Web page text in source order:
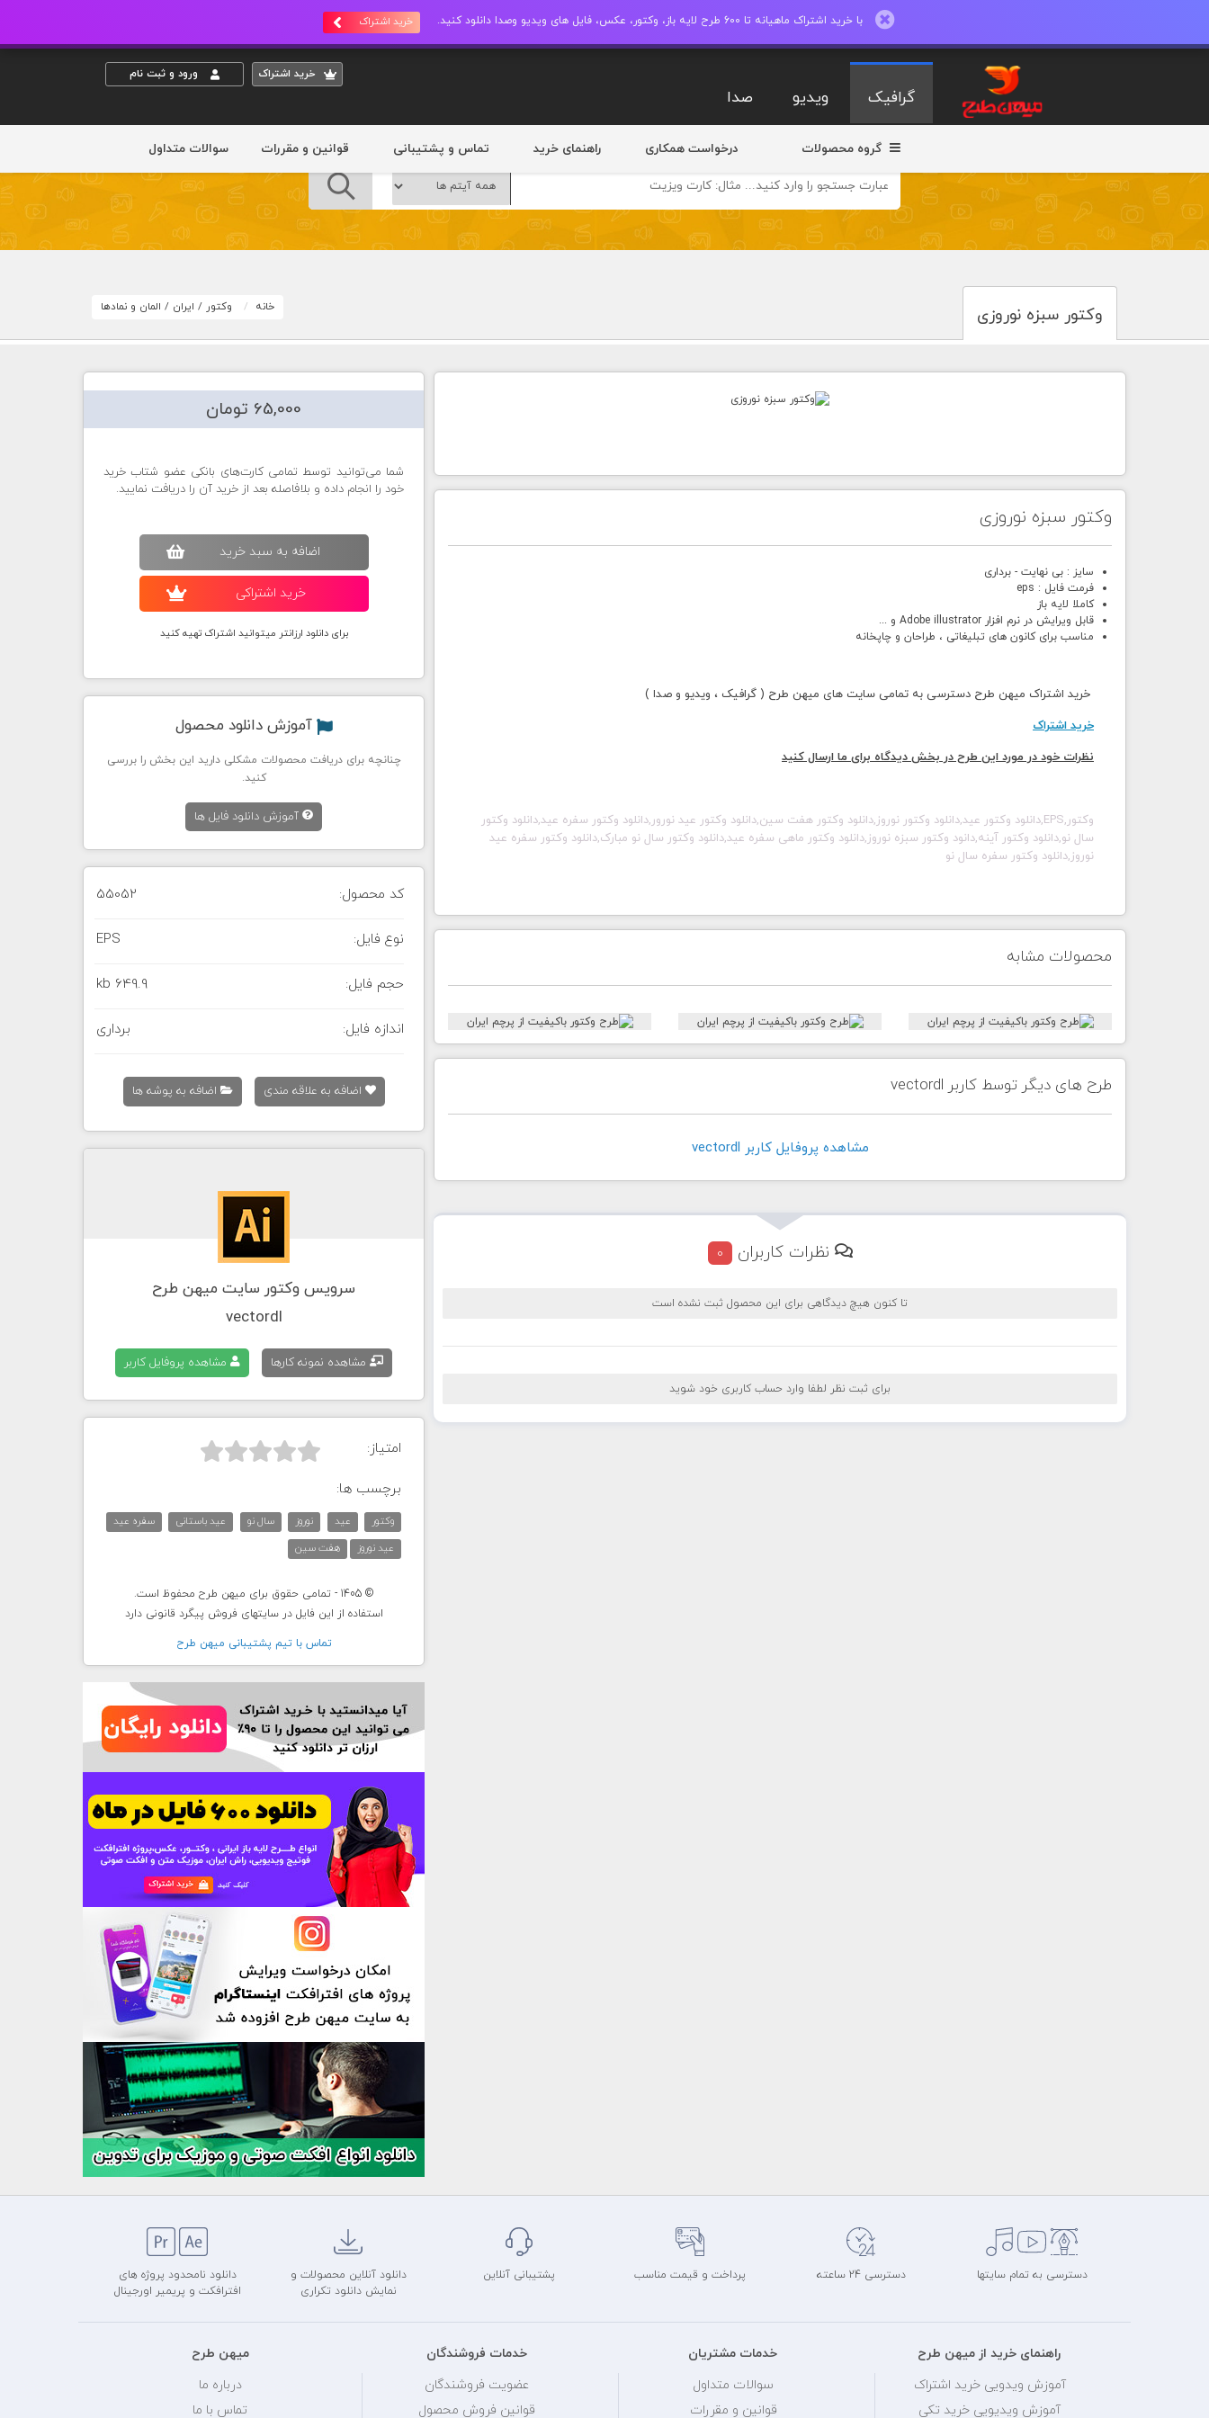
با خرید اشتراک ماهیانه تا 600 طرح لایه باز، وکتور، عکس، فایل های ویدیو وصدا دانلود کنید. خرید اشتراک
خريد اشتراک ورود و ثبت نام
گرافیک ویدیو صدا
گروه محصولات درخواست همکاری راهنمای خرید تماس و پشتیبانی قوانین و مقررات سوالات متداول
وکتور سبزه نوروزی خانه وکتور / ایران / المان و نمادها
وکتور سبزه نوروزی
سایز : بی نهایت - برداری
فرمت فایل : eps
کاملا لایه باز
قابل ویرایش در نرم افزار Adobe illustrator و ...
مناسب برای کانون های تبلیغاتی ، طراحان و چاپخانه
خرید اشتراک میهن طرح دسترسی به تمامی سایت های میهن طرح ( گرافیک ، ویدیو و صدا )
خرید اشتراک
نظرات خود در مورد این طرح در بخش دیدگاه برای ما ارسال کنید
وکتور,EPS,دانلود وکتور عید,دانلود وکتور نوروز,دانلود وکتور هفت سین,دانلود وکتور عید نورور,دانلود وکتور سفره عید,دانلود وکتور
سال نو,دانلود وکتور آینه,دانود وکتور سبزه نوروز,دانلود وکتور ماهی سفره عید,دانلود وکتور سال نو مبارک,دانلود وکتور سفره عید
نوروز,دانلود وکتور سفره سال نو
محصولات مشابه
طرح های دیگر توسط کاربر vectordl
مشاهده پروفايل کاربر vectordl
نظرات کاربران 0
تا کنون هیچ دیدگاهی برای این محصول ثبت نشده است
برای ثبت نظر لطفا وارد حساب کاربری خود شوید
65,000 تومان
شما می‌توانید توسط تمامی کارت‌های بانکی عضو شتاب خرید
خود را انجام داده و بلافاصله بعد از خرید آن را دریافت نمایید.
اضافه به سبد خريد
خريد اشتراکی
برای دانلود ارزانتر میتوانید اشتراک تهیه کنید
آموزش دانلود محصول
چنانچه برای دریافت محصولات مشکلی دارید این بخش را بررسی
کنید.
آموزش دانلود فایل ها
کد محصول: 55052
نوع فایل: EPS
حجم فایل: 649.9 kb
اندازه فایل: برداری
اضافه به علاقه مندی اضافه به پوشه ها
سرویس وکتور سایت میهن طرح
vectordl
مشاهده نمونه کارها مشاهده پروفایل کاربر
امتیاز: 


برچسب ها:
وکتور عید نوروز سال نو عید باستانی
سفره عید
عید نوروز
هفت سین
© 1405 - تمامی حقوق برای میهن طرح محفوظ است.
استفاده از این فایل در سایتهای فروش پیگرد قانونی دارد
تماس با تيم پشتيبانی ميهن طرح
دسترسی به تمام سایتها دسترسی 24 ساعته پرداخت و قیمت مناسب پشتیبانی آنلاین
دانلود آنلاین محصولات و
نمایش دانلود تکراری
دانلود نامحدود پروژه های
افترافکت و پریمیر اورجینال
راهنمای خرید از میهن طرح
آموزش ویدویی خرید اشتراک
آموزش ویدیویی خرید تکی
خدمات مشتریان
سوالات متداول
قوانین و مقررات
خدمات فروشندگان
عضویت فروشندگان
قوانین فروش محصول
میهن طرح
درباره ما
تماس با ما